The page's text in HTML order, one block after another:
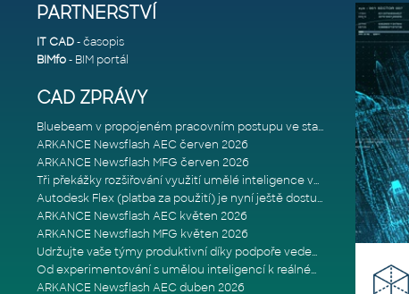
PARTNERSTVÍ
IT CAD- časopis
BIMfo- BIM portál
CAD ZPRÁVY
Bluebeam v propojeném pracovním postupu ve stavebnictví: Proč je int
ARKANCE Newsflash AEC červen 2026
ARKANCE Newsflash MFG červen 2026
Tři překážky rozšiřování využití umělé inteligence ve stavebním prům
Autodesk Flex (platba za použití) je nyní ještě dostupnější
ARKANCE Newsflash AEC květen 2026
ARKANCE Newsflash MFG květen 2026
Udržujte vaše týmy produktivní díky podpoře vedené odborníky
Od experimentování s umělou inteligencí k reálnému dopadu na podniká
ARKANCE Newsflash AEC duben 2026